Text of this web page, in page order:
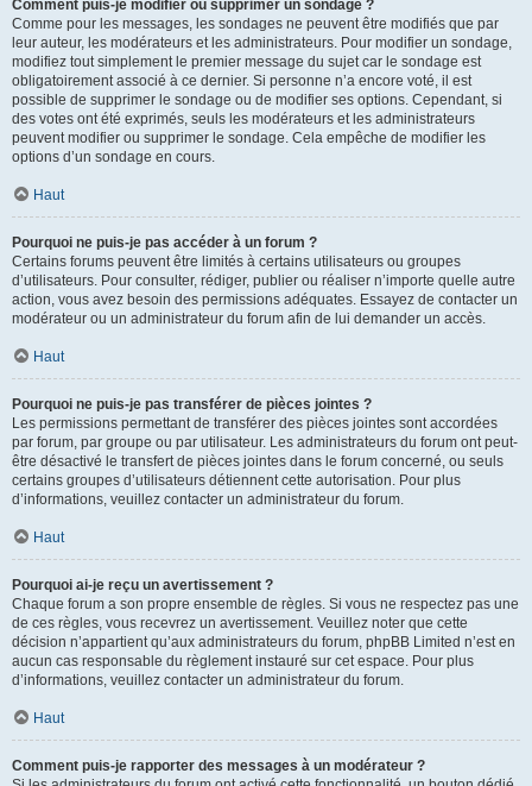
Comment puis-je modifier ou supprimer un sondage ?
Comme pour les messages, les sondages ne peuvent être modifiés que par
leur auteur, les modérateurs et les administrateurs. Pour modifier un sondage,
modifiez tout simplement le premier message du sujet car le sondage est
obligatoirement associé à ce dernier. Si personne n’a encore voté, il est
possible de supprimer le sondage ou de modifier ses options. Cependant, si
des votes ont été exprimés, seuls les modérateurs et les administrateurs
peuvent modifier ou supprimer le sondage. Cela empêche de modifier les
options d’un sondage en cours.
Haut
Pourquoi ne puis-je pas accéder à un forum ?
Certains forums peuvent être limités à certains utilisateurs ou groupes
d’utilisateurs. Pour consulter, rédiger, publier ou réaliser n’importe quelle autre
action, vous avez besoin des permissions adéquates. Essayez de contacter un
modérateur ou un administrateur du forum afin de lui demander un accès.
Haut
Pourquoi ne puis-je pas transférer de pièces jointes ?
Les permissions permettant de transférer des pièces jointes sont accordées
par forum, par groupe ou par utilisateur. Les administrateurs du forum ont peut-
être désactivé le transfert de pièces jointes dans le forum concerné, ou seuls
certains groupes d’utilisateurs détiennent cette autorisation. Pour plus
d’informations, veuillez contacter un administrateur du forum.
Haut
Pourquoi ai-je reçu un avertissement ?
Chaque forum a son propre ensemble de règles. Si vous ne respectez pas une
de ces règles, vous recevrez un avertissement. Veuillez noter que cette
décision n’appartient qu’aux administrateurs du forum, phpBB Limited n’est en
aucun cas responsable du règlement instauré sur cet espace. Pour plus
d’informations, veuillez contacter un administrateur du forum.
Haut
Comment puis-je rapporter des messages à un modérateur ?